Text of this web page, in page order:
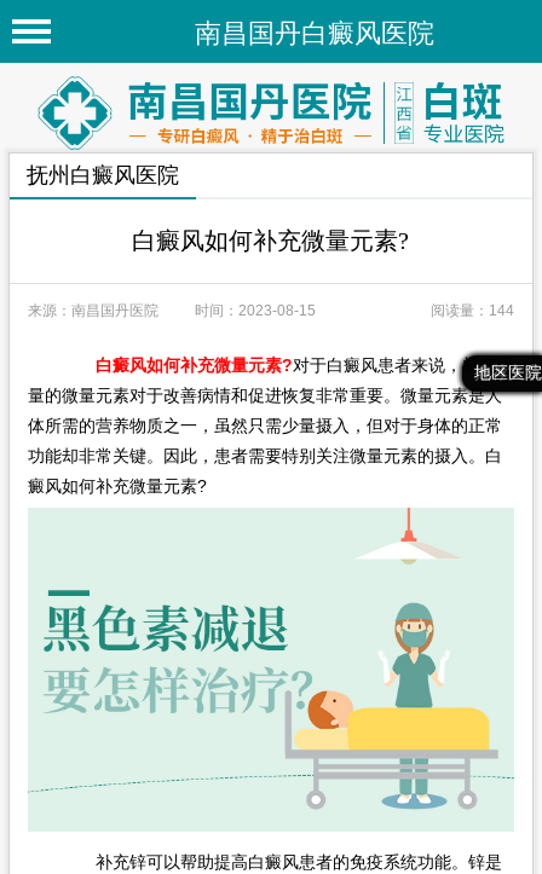
南昌国丹白癜风医院
首页
医院简介
医院新闻
专家团队
先进技术
白癜风常识
白癜风人群
白癜风部位
最新文章
热门文章
推荐文章
地区医院
抚州白癜风医院
白癜风如何补充微量元素?
来源：南昌国丹医院 时间：2023-08-15 阅读量：144
白癜风如何补充微量元素?对于白癜风患者来说，补充适
量的微量元素对于改善病情和促进恢复非常重要。微量元素是人
体所需的营养物质之一，虽然只需少量摄入，但对于身体的正常
功能却非常关键。因此，患者需要特别关注微量元素的摄入。白
癜风如何补充微量元素?
补充锌可以帮助提高白癜风患者的免疫系统功能。锌是